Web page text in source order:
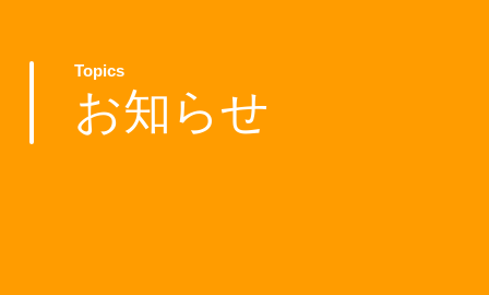
Topics
お知らせ